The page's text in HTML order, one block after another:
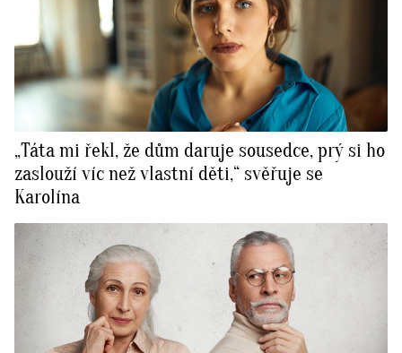
„Táta mi řekl, že dům daruje sousedce, prý si ho
zaslouží víc než vlastní děti,“ svěřuje se
Karolína